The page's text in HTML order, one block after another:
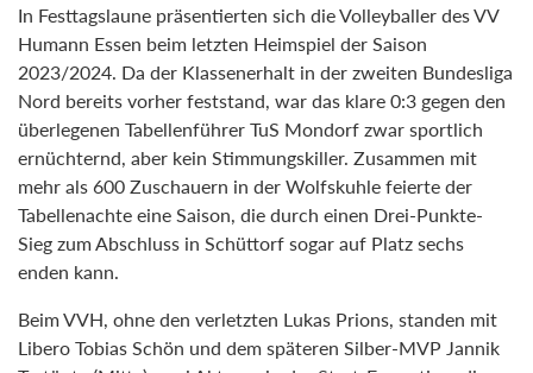
In Festtagslaune präsentierten sich die Volleyballer des VV
Humann Essen beim letzten Heimspiel der Saison
2023/2024. Da der Klassenerhalt in der zweiten Bundesliga
Nord bereits vorher feststand, war das klare 0:3 gegen den
überlegenen Tabellenführer TuS Mondorf zwar sportlich
ernüchternd, aber kein Stimmungskiller. Zusammen mit
mehr als 600 Zuschauern in der Wolfskuhle feierte der
Tabellenachte eine Saison, die durch einen Drei-Punkte-
Sieg zum Abschluss in Schüttorf sogar auf Platz sechs
enden kann.
Beim VVH, ohne den verletzten Lukas Prions, standen mit
Libero Tobias Schön und dem späteren Silber-MVP Jannik